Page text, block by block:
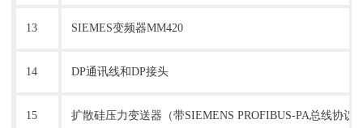
13 SIEMES变频器MM420
14 DP通讯线和DP接头
15 扩散硅压力变送器（带SIEMENS PROFIBUS-PA总线协议